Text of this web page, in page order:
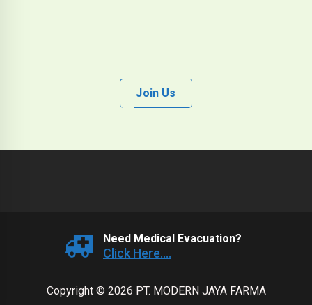
Join Us
Need Medical Evacuation?
Click Here....
Copyright © 2026 PT. MODERN JAYA FARMA